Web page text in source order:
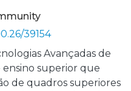
39154
Avançadas de
ensino superior que
de quadros superiores